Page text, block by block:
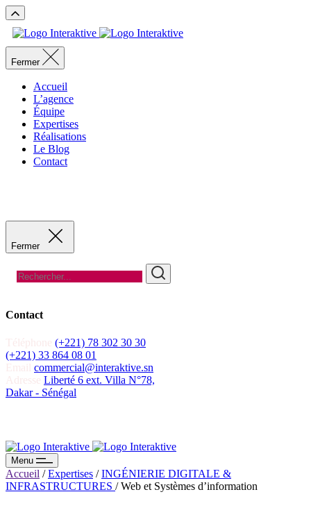
Fermer
Accueil
L’agence
Équipe
Expertises
Réalisations
Le Blog
Contact
Fermer
Contact
(+221) 78 302 30 30
(+221) 33 864 08 01
commercial@interaktive.sn
Liberté 6 ext. Villa N°78,
Dakar - Sénégal
Menu
Accueil / Expertises / INGÉNIERIE DIGITALE &
INFRASTRUCTURES / Web et Systèmes d’information